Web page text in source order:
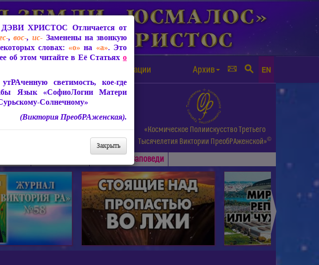
Защита от чипизации Архив EN
Живое Слово Матери Мира.
Статьи, Книги, Видео, Аудио и др.
«Космическое Полиискусство Третьего
Тысячелетия Виктории ПреобРАженской»©
Заповеди ►
ДЭВИ ХРИСТОС Отличается от
,вос-, ис-Заменены на звонкую
словах: «о» на «а». Это
об этом читайте в Её Статьях о
светимость, кое-где
Язык «СофиоЛогии Матери
Солнечному»
(Виктория ПреобРАженская).
Закрыть